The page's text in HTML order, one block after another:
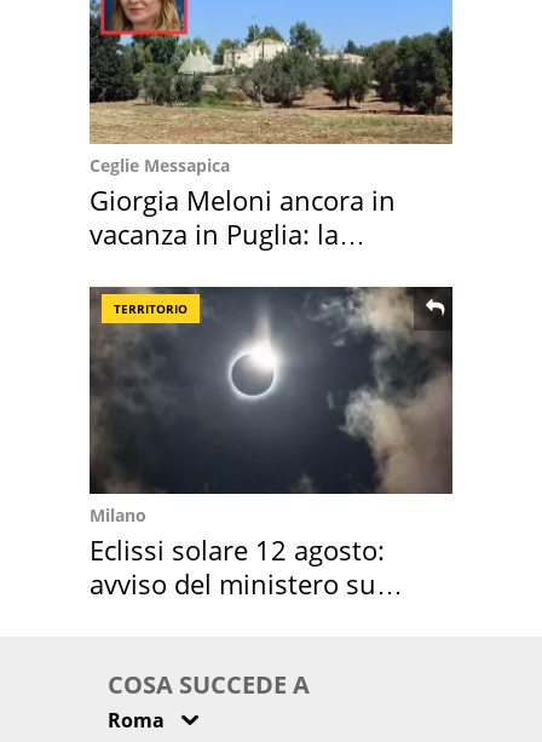
Ceglie Messapica
Giorgia Meloni ancora in
vacanza in Puglia: la
TERRITORIO
Milano
Eclissi solare 12 agosto:
avviso del ministero su